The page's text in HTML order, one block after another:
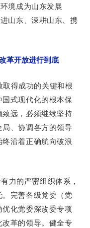
境成为山东发展
山东、深耕山东、携
革开放进行到底
得成功的关键和根
式现代化的根本保
远，必须继续坚持
、协调各方的领导
沿着正确航向破浪
力的严密组织体系，
完善各级党委（党
化党委深改委专项
革的领导。健全专